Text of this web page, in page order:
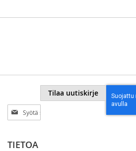
Tilaa
uutiskirjeemme:
Tilaa uutiskirje
TIETOA